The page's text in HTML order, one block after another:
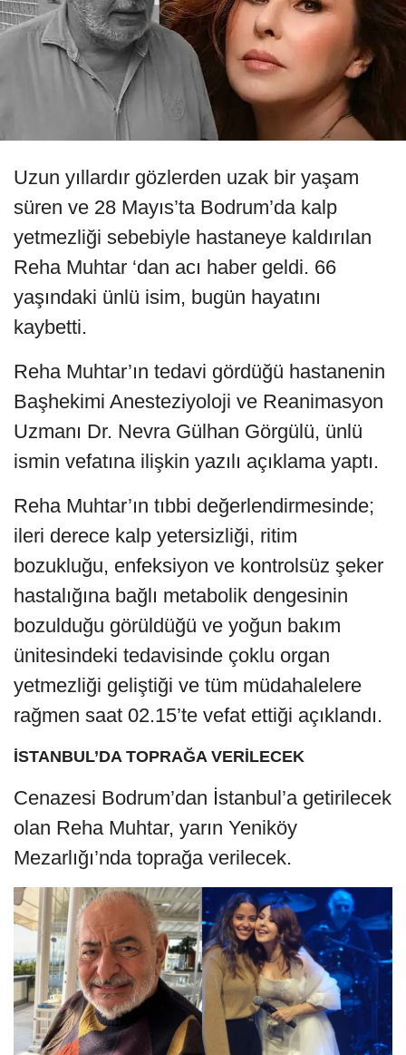
Uzun yıllardır gözlerden uzak bir yaşam
süren ve 28 Mayıs’ta Bodrum’da kalp
yetmezliği sebebiyle hastaneye kaldırılan
Reha Muhtar ‘dan acı haber geldi. 66
yaşındaki ünlü isim, bugün hayatını
kaybetti.
Reha Muhtar’ın tedavi gördüğü hastanenin
Başhekimi Anesteziyoloji ve Reanimasyon
Uzmanı Dr. Nevra Gülhan Görgülü, ünlü
ismin vefatına ilişkin yazılı açıklama yaptı.
Reha Muhtar’ın tıbbi değerlendirmesinde;
ileri derece kalp yetersizliği, ritim
bozukluğu, enfeksiyon ve kontrolsüz şeker
hastalığına bağlı metabolik dengesinin
bozulduğu görüldüğü ve yoğun bakım
ünitesindeki tedavisinde çoklu organ
yetmezliği geliştiği ve tüm müdahalelere
rağmen saat 02.15’te vefat ettiği açıklandı.
İSTANBUL’DA TOPRAĞA VERİLECEK
Cenazesi Bodrum’dan İstanbul’a getirilecek
olan Reha Muhtar, yarın Yeniköy
Mezarlığı’nda toprağa verilecek.